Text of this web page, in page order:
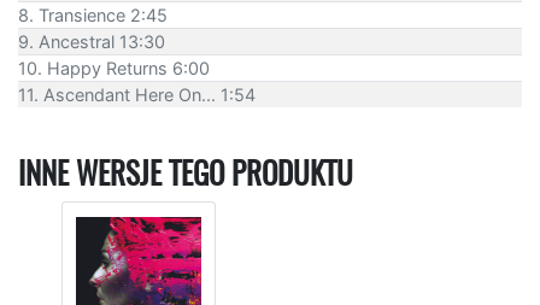
8. Transience 2:45
9. Ancestral 13:30
10. Happy Returns 6:00
11. Ascendant Here On... 1:54
INNE WERSJE TEGO PRODUKTU